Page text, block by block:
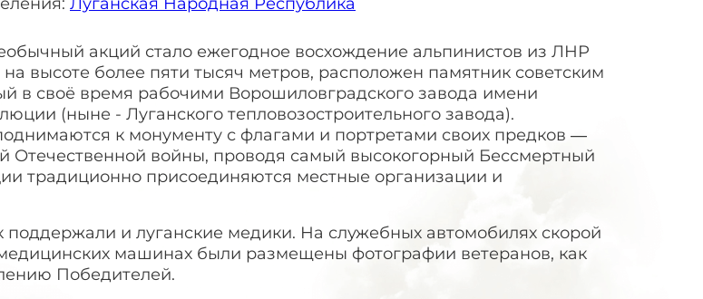
акций стало ежегодное восхождение альпинистов из ЛНР
на высоте более пяти тысяч метров, расположен памятник советским
в своё время рабочими Ворошиловградского завода имени
(ныне - Луганского тепловозостроительного завода).
к монументу с флагами и портретами своих предков —
Отечественной войны, проводя самый высокогорный Бессмертный
традиционно присоединяются местные организации и
поддержали и луганские медики. На служебных автомобилях скорой
машинах были размещены фотографии ветеранов, как
Победителей.